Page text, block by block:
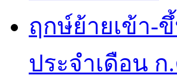
ฤกษ์ย้ายเข้า-
ประจำเดือน ก